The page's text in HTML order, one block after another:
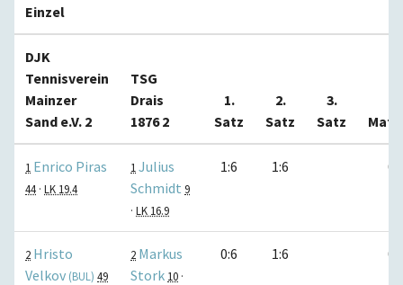
Einzel
DJK
Tennisverein
Mainzer
Sand e.V. 2
TSG
Drais
1876 2
1.
Satz
2.
Satz
3.
Satz
1 Enrico Piras
44 · LK 19.4
1 Julius
Schmidt 9
· LK 16.9
1:6 1:6
2 Hristo
Velkov (BUL) 49
2 Markus
Stork 10 ·
0:6 1:6